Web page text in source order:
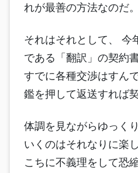
れが最善の方法なのだ。
それはそれとして、 今
である「翻訳」の契約
すでに各種交渉はすん
鑑を押して返送すれば
体調を見ながらゆっく
いくのはそれなりに楽
こちに不義理をして恐